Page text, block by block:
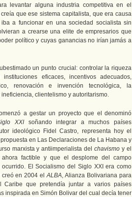
levantar alguna industria competitiva en el
que ese sistema capitalista, que era causa
a funcionar en una sociedad socialista sin
a crearse una elite de empresarios que
político y cuyas ganancias no irían jamás a
un punto crucial: controlar la riqueza
eficaces, incentivos adecuados,
renovación e invención tecnológica, la
clientelismo y autoritarismo.
a gestar un proyecto que el denominó
XXI soñando integrar a muchos países
ideológico Fidel Castro, representa hoy el
en Las Declaraciones de La Habana y
marxista y antiimperialista delchavismo y el
ahora factible y que el desplome del campo
El Socialismo del Siglo XXI era como
creó en 2004 elALBA, Alianza Bolivariana para
Caribe que pretendía juntar a varios países
inspirada en Simón Bolivar del cual decía tener